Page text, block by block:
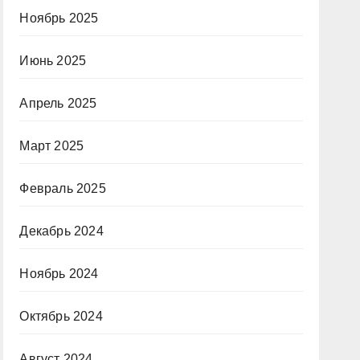
Ноябрь 2025
Июнь 2025
Апрель 2025
Март 2025
Февраль 2025
Декабрь 2024
Ноябрь 2024
Октябрь 2024